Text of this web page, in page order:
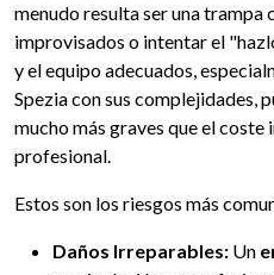
menudo resulta ser una trampa
improvisados o intentar el
y el equipo adecuados,
Spezia con sus complejidades,
mucho más graves que el coste
profesional.
Estos son los riesgos más
Daños Irreparables: Un